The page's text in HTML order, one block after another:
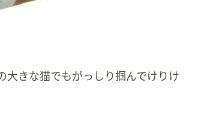
きな猫でもがっしり掴んでけりけ